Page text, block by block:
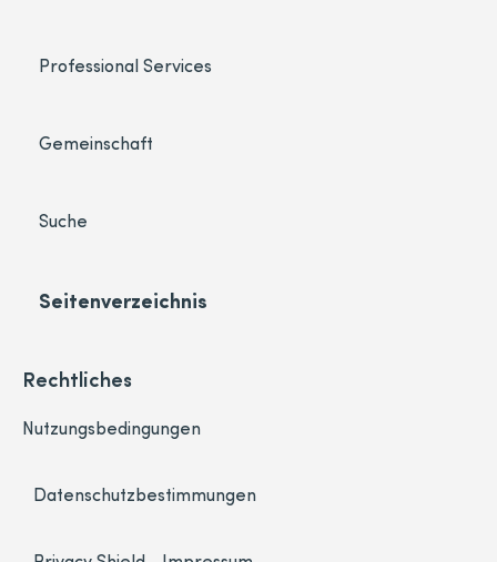
Professional Services
Gemeinschaft
Suche
Seitenverzeichnis
Rechtliches
Nutzungsbedingungen
Datenschutzbestimmungen